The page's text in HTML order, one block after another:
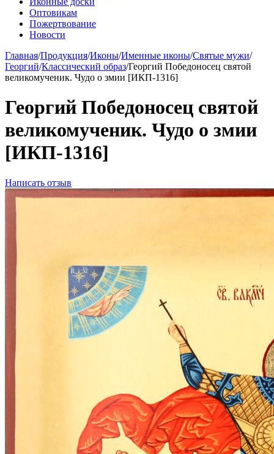
Оптовикам
Пожертвование
Новости
Главная/Продукция/Иконы/Именные иконы/Святые мужи/
Георгий/Классический образ/Георгий Победоносец святой
великомученик. Чудо о змии [ИКП-1316]
Георгий Победоносец святой
великомученик. Чудо о змии
[ИКП-1316]
Написать отзыв